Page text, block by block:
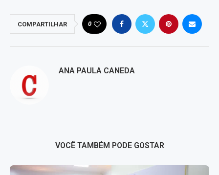
COMPARTILHAR 0
ANA PAULA CANEDA
VOCÊ TAMBÉM PODE GOSTAR